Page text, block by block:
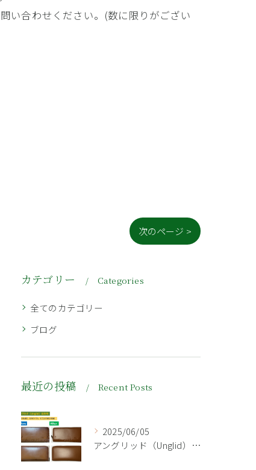
い合わせください。(数に限りがござい
次のページ >
カテゴリー Categories
全てのカテゴリー
ブログ
最近の投稿 Recent Posts
2025/06/05
アングリッド（Unglid）長財布👛